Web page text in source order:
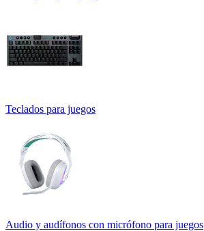
Teclados para juegos
Audio y audífonos con micrófono para juegos